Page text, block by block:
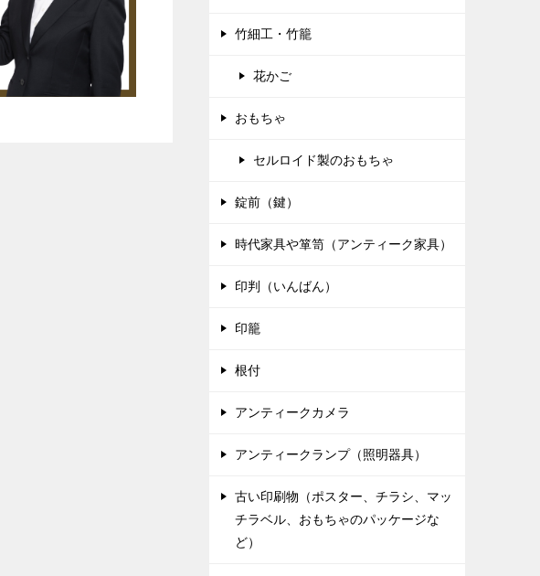
竹細工・竹籠
花かご
おもちゃ
セルロイド製のおもちゃ
錠前（鍵）
時代家具や箪笥（アンティーク家具）
印判（いんばん）
印籠
根付
アンティークカメラ
アンティークランプ（照明器具）
古い印刷物（ポスター、チラシ、マッ
チラベル、おもちゃのパッケージな
ど）